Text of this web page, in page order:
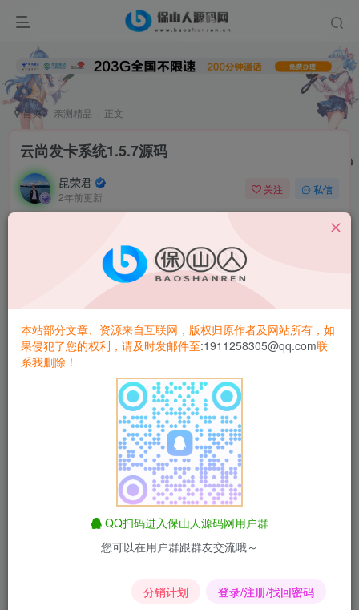
首页 亲测精品 正文
云尚发卡系统1.5.7源码
昆荣君
2年前更新
关注 私信
云尚发卡系统1.5.7源码，系统开源没有任何加密！
php版本：大于或等于5.6
必须设置伪静态！
后台入口：/ysmd
1.开启邮件配置后，如果是卡密商品，系统会向用户邮箱发
2.如果是手工商品，管理员会收到订单信息能及时处理
3.邮件模版可以在后台设置，必须配置SMTP后邮件才会发
送成功，否则失败
4.不建议自己去添加新的邮件模版（需要php开发基础配
5.最好使用网易163邮箱，十分不建议使用qq邮箱，太多限制
本站部分文章、资源来自互联网，版权归原作者及网站所有，如
果侵犯了您的权利，请及时发邮件至:1911258305@qq.com联
系我删除！
QQ扫码进入保山人源码网用户群
您可以在用户群跟群友交流哦～
分销计划 登录/注册/找回密码